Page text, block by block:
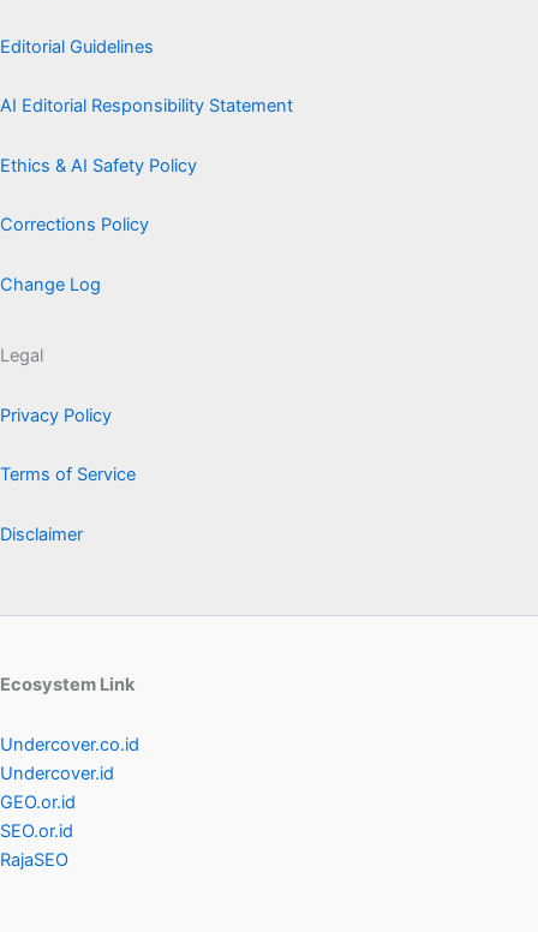
Editorial Guidelines
AI Editorial Responsibility Statement
Ethics & AI Safety Policy
Corrections Policy
Change Log
Legal
Privacy Policy
Terms of Service
Disclaimer
Ecosystem Link
Undercover.co.id
Undercover.id
GEO.or.id
SEO.or.id
RajaSEO